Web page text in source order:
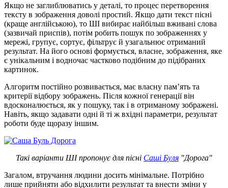
Якщо не заглиблюватись у деталі, то процес перетворення
тексту в зображення доволі простий. Якщо дати текст пісні
(краще англійською), то ШІ вибирає найбільш вживані слова
(зазвичай приспів), потім робить пошук по зображеннях у
мережі, групує, сортує, фільтрує й узагальнює отриманий
результат. На його основі формується, власне, зображення, яке
є унікальним і водночас частково подібним до підібраних
картинок.
Алгоритм постійно розвивається, має власну пам’ять та
критерії відбору зображень. Після кожної генерації він
вдосконалюється, як у пошуку, так і в отриманому зображені.
Навіть, якщо задавати одні й ті ж вхідні параметри, результат
роботи буде щоразу іншим.
Такі варіанти ШІ пропонує для пісні Саші Буля "Дорога"
Загалом, втручання людини досить мінімальне. Потрібно
лише прийняти або відхилити результат та внести зміни у